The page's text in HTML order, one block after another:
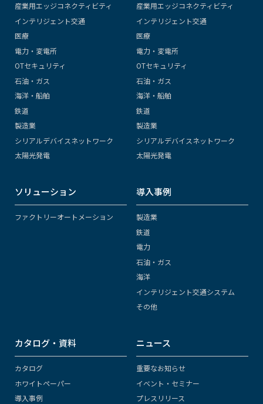
産業用エッジコネクティビティ
インテリジェント交通
医療
電力・変電所
OTセキュリティ
石油・ガス
海洋・船舶
鉄道
製造業
シリアルデバイスネットワーク
太陽光発電
産業用エッジコネクティビティ
インテリジェント交通
医療
電力・変電所
OTセキュリティ
石油・ガス
海洋・船舶
鉄道
製造業
シリアルデバイスネットワーク
太陽光発電
ソリューション
ファクトリーオートメーション
導入事例
製造業
鉄道
電力
石油・ガス
海洋
インテリジェント交通システム
その他
カタログ・資料
カタログ
ホワイトペーパー
導入事例
ニュース
重要なお知らせ
イベント・セミナー
プレスリリース